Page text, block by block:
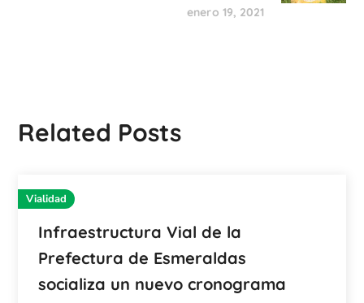
enero 19, 2021
Related Posts
Vialidad
Infraestructura Vial de la
Prefectura de Esmeraldas
socializa un nuevo cronograma